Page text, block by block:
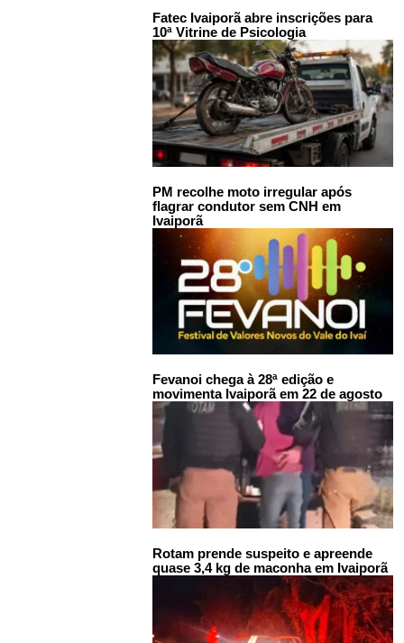
Fatec Ivaiporã abre inscrições para
10ª Vitrine de Psicologia
PM recolhe moto irregular após
flagrar condutor sem CNH em
Ivaiporã
Fevanoi chega à 28ª edição e
movimenta Ivaiporã em 22 de agosto
Rotam prende suspeito e apreende
quase 3,4 kg de maconha em Ivaiporã